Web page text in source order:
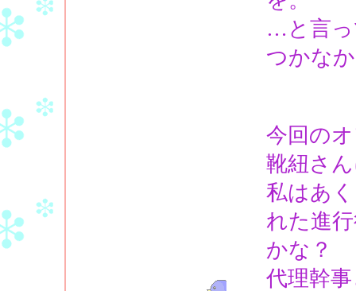
…と言っ
つかな
今回の
靴紐さ
私はあ
れた進
かな？
代理幹